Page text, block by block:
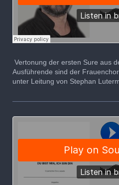
Vertonung der ersten Sure aus
Ausführende sind der
unter Leitung von Stephan